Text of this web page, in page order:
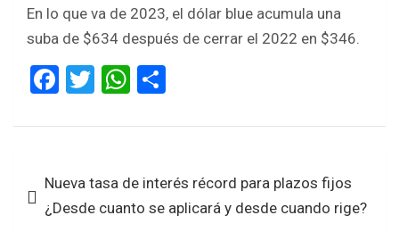
En lo que va de 2023, el dólar blue acumula una
suba de $634 después de cerrar el 2022 en $346.
F
ce
o
o
T
tt
W
at
A
p
ar
de
entradas
Nueva tasa de interés récord para plazos fijos
¿Desde cuanto se aplicará y desde cuando rige?